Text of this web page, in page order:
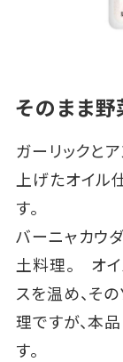
そのまま野
ガーリックと
上げたオイル
す。
バーニャカウ
土料理。 オイ
スを温め、そ
理ですが、本
す。